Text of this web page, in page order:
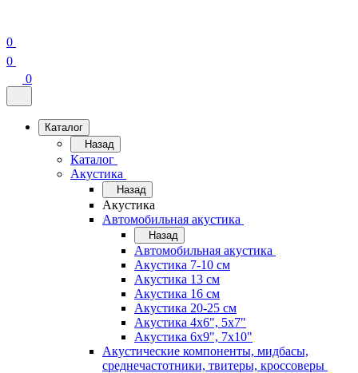
0
0
0
Каталог
Назад
Каталог
Акустика
Назад
Акустика
Автомобильная акустика
Назад
Автомобильная акустика
Акустика 7-10 см
Акустика 13 см
Акустика 16 см
Акустика 20-25 см
Акустика 4х6", 5х7"
Акустика 6х9", 7х10"
Акустические компоненты, мидбасы,
среднечастотники, твитеры, кроссоверы